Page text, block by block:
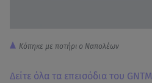
Kόπηκε με ποτήρι ο Ναπολέων
Δείτε όλα τα επεισόδια του